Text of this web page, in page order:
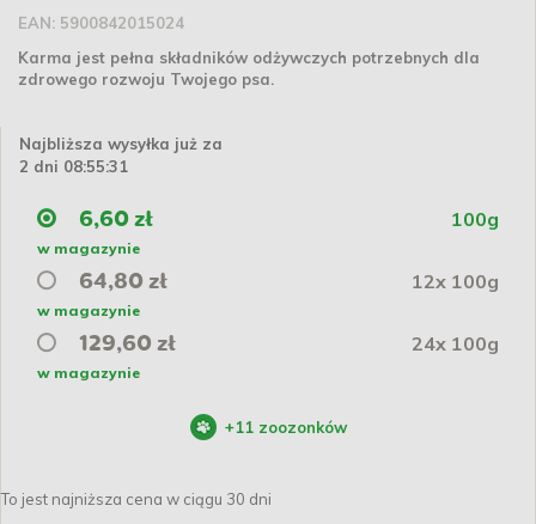
EAN: 5900842015024
Karma jest pełna składników odżywczych potrzebnych dla
zdrowego rozwoju Twojego psa.
Najbliższa wysyłka już za
2 dni 08:55:31
6,60 zł 100g
w magazynie
64,80 zł 12x 100g
w magazynie
129,60 zł 24x 100g
w magazynie
+11 zoozonków
To jest najniższa cena w ciągu 30 dni